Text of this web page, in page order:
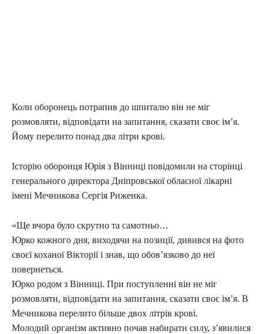
Коли оборонець потрапив до шпиталю він не міг
розмовляти, відповідати на запитання, сказати своє ім’я.
Йому перелито понад два літри крові.
Історію оборонця Юрія з Вінниці повідомили на сторінці
генерального директора Дніпровської обласної лікарні
імені Мечникова Сергія Риженка.
«Ще вчора було скрутно та самотньо…
Юрко кожного дня, виходячи на позиції, дивився на фото
своєї коханої Вікторії і знав, що обов’язково до неї
повернеться.
Юрко родом з Вінниці. При поступленні він не міг
розмовляти, відповідати на запитання, сказати своє ім’я. В
Мечникова перелито більше двох літрів крові.
Молодий організм активно почав набирати силу, з’явилися